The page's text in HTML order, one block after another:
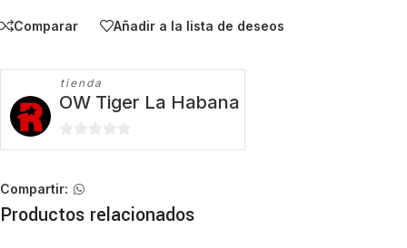
Comparar Añadir a la lista de deseos
tienda
OW Tiger La Habana
0
5
Compartir:
Productos relacionados